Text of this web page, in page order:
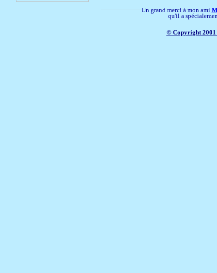
Un grand merci à mon ami
qu'il a
© Copyright 2001